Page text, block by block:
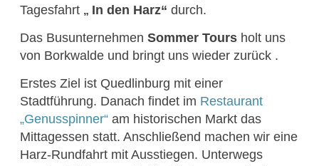
Tagesfahrt „ In den Harz“ durch.
Das Busunternehmen Sommer Toursholt uns
von Borkwalde und bringt uns wieder zurück .
Erstes Ziel ist Quedlinburg mit einer
Stadtführung. Danach findet im Restaurant
„Genusspinner“am historischen Markt das
Mittagessen statt. Anschließend machen wir eine
Harz-Rundfahrt mit Ausstiegen. Unterwegs